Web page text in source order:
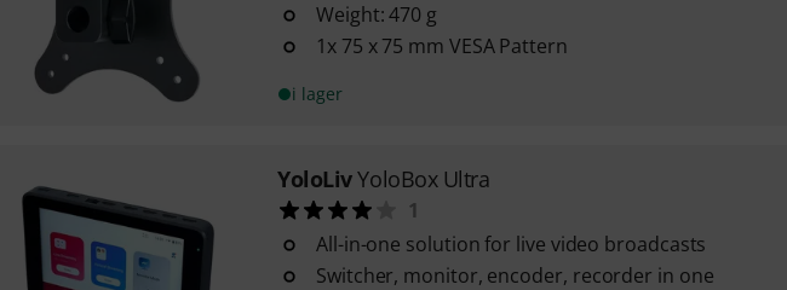
Weight: 470 g
1x 75 x 75 mm VESA Pattern
i lager
YoloLivYoloBox Ultra
1
All-in-one solution for live video broadcasts
Switcher, monitor, encoder, recorder in one